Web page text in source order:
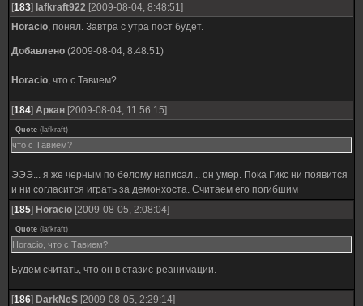
[183] lafkraft922 [2009-08-04, 8:48:51]
Horacio, понял. Завтра с утра пост будет.
Добавлено (2009-08-04, 8:48:51)
---------------------------------------------
Horacio, что с Тавием?
[184] Аркан [2009-08-04, 11:56:15]
Quote ( lafkraft)
что с Тавием?
ЭЭЭ... я же черным по белому написал... он умер. Пока Гикс ни появится
и ни согласится играть за демонхоста. Считаем его погибшим
[185] Horacio [2009-08-05, 2:08:04]
Quote ( lafkraft)
Horacio, что с Тавием?
Будем считать, что он в стазис-реанимации.
[186] DarkNeS [2009-08-05, 2:29:14]